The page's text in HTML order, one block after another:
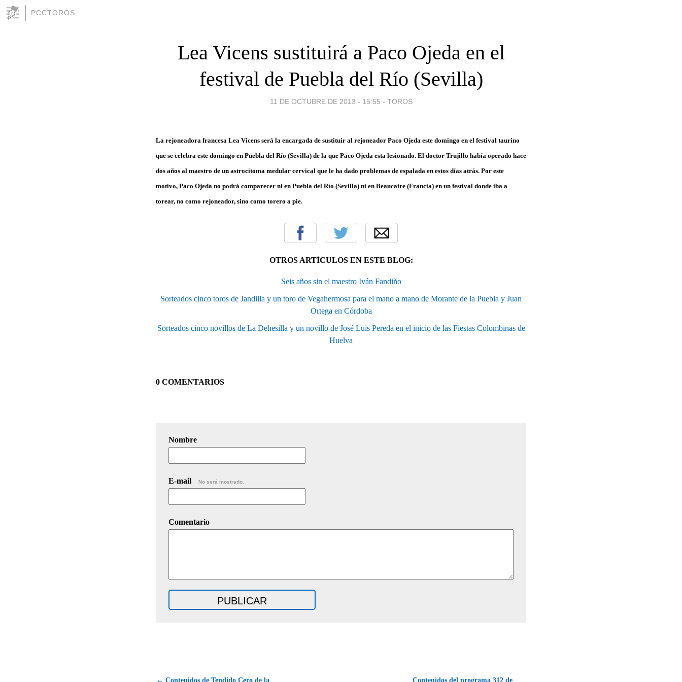
PCCTOROS
Lea Vicens sustituirá a Paco Ojeda en el
festival de Puebla del Río (Sevilla)
11 DE OCTUBRE DE 2013 - 15:55 - TOROS
La rejoneadora francesa Lea Vicens será la encargada de sustituir al rejoneador Paco Ojeda este domingo en el festival taurino
que se celebra este domingo en Puebla del Río (Sevilla) de la que Paco Ojeda esta lesionado. El doctor Trujillo había operado hace
dos años al maestro de un astrocitoma medular cervical que le ha dado problemas de espalada en estos días atrás. Por este
motivo, Paco Ojeda no podrá comparecer ni en Puebla del Río (Sevilla) ni en Beaucaire (Francia) en un festival donde iba a
torear, no como rejoneador, sino como torero a pie.
OTROS ARTÍCULOS EN ESTE BLOG:
Seis años sin el maestro Iván Fandiño
Sorteados cinco toros de Jandilla y un toro de Vegahermosa para el mano a mano de Morante de la Puebla y Juan
Ortega en Córdoba
Sorteados cinco novillos de La Dehesilla y un novillo de José Luis Pereda en el inicio de las Fiestas Colombinas de
Huelva
0 COMENTARIOS
Nombre
E-mail No será mostrado.
Comentario
← Contenidos de Tendido Cero de la Contenidos del programa 312 de